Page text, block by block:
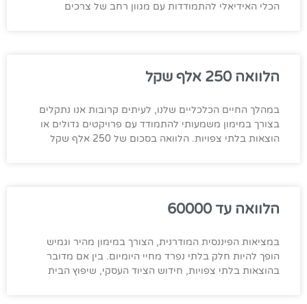
הכלי האידיאלי להתמודדות עם מגוון רחב של צרכים
הלוואה 250 אלף שקל
במהלך החיים הכלכליים שלנו, לעיתים קרובות אנו נתקלים
בצורך במימון משמעותי להתמודד עם פרויקטים גדולים או
הוצאות בלתי צפויות. הלוואה בסכום של 250 אלף שקל
הלוואה עד 60000
במציאות הפיננסית המודרנית, הצורך במימון מהיר וגמיש
הופך להיות חלק בלתי נפרד מחיי היומיום. בין אם מדובר
בהוצאות בלתי צפויות, חידוש הציוד העסקי, שיפוץ הבית